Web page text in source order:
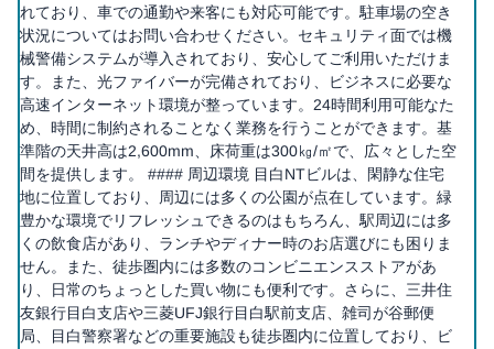
れており、車での通勤や来客にも対応可能です。駐車場の空き
状況についてはお問い合わせください。セキュリティ面では機
械警備システムが導入されており、安心してご利用いただけま
す。また、光ファイバーが完備されており、ビジネスに必要な
高速インターネット環境が整っています。24時間利用可能なた
め、時間に制約されることなく業務を行うことができます。基
準階の天井高は2,600mm、床荷重は300㎏/㎡で、広々とした空
間を提供します。 #### 周辺環境 目白NTビルは、閑静な住宅
地に位置しており、周辺には多くの公園が点在しています。緑
豊かな環境でリフレッシュできるのはもちろん、駅周辺には多
くの飲食店があり、ランチやディナー時のお店選びにも困りま
せん。また、徒歩圏内には多数のコンビニエンスストアがあ
り、日常のちょっとした買い物にも便利です。さらに、三井住
友銀行目白支店や三菱UFJ銀行目白駅前支店、雑司が谷郵便
局、目白警察署などの重要施設も徒歩圏内に位置しており、ビ